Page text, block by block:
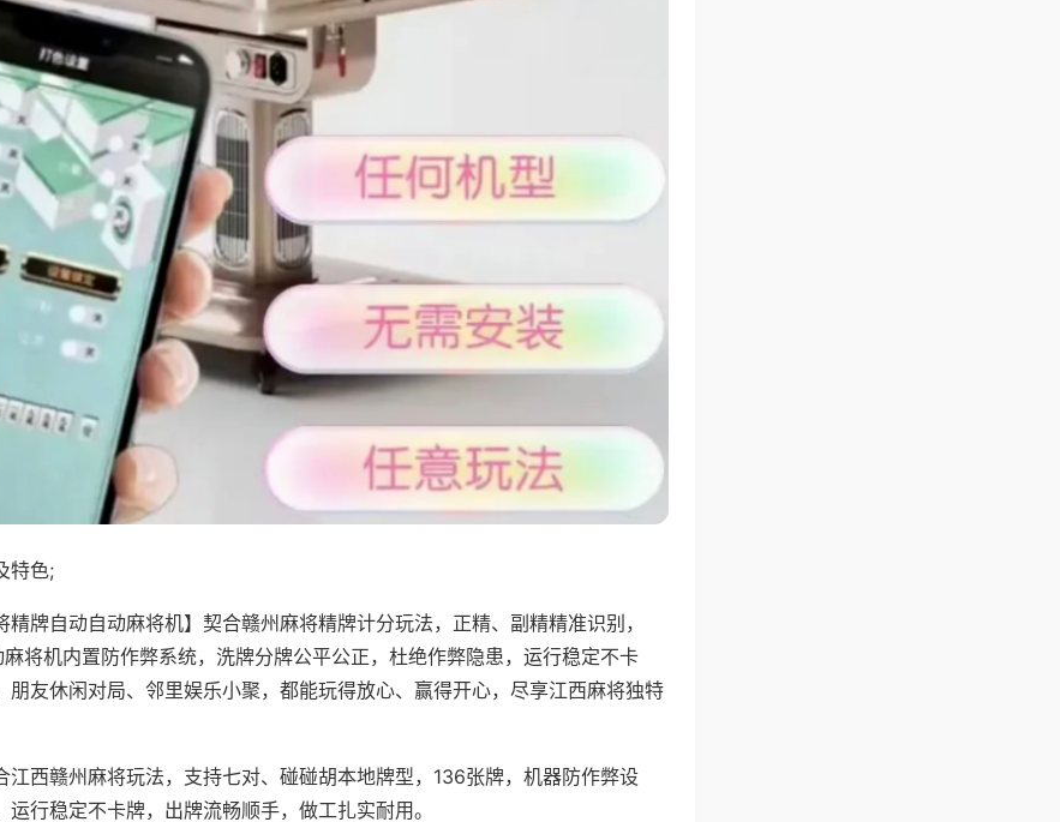
特色;
精牌自动自动麻将机】契合赣州麻将精牌计分玩法，正精、副精精准识别，
将机内置防作弊系统，洗牌分牌公平公正，杜绝作弊隐患，运行稳定不卡
朋友休闲对局、邻里娱乐小聚，都能玩得放心、赢得开心，尽享江西麻将独特
江西赣州麻将玩法，支持七对、碰碰胡本地牌型，136张牌，机器防作弊设
行稳定不卡牌，出牌流畅顺手，做工扎实耐用。